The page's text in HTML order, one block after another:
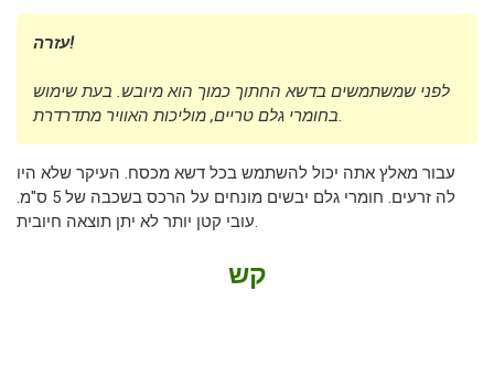
עזרה!
לפני שמשתמשים בדשא החתוך כמוך הוא מיובש. בעת שימוש
בחומרי גלם טריים, מוליכות האוויר מתדרדרת.
עבור מאלץ אתה יכול להשתמש בכל דשא מכסח. העיקר שלא היו
לה זרעים. חומרי גלם יבשים מונחים על הרכס בשכבה של 5 ס"מ.
עובי קטן יותר לא יתן תוצאה חיובית.
קש